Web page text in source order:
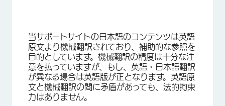
当サポートサイトの日本語のコンテンツは英語
原文より機械翻訳されており、補助的な参照を
目的としています。機械翻訳の精度は十分な注
意を払っていますが、もし、英語・日本語翻訳
が異なる場合は英語版が正となります。英語原
文と機械翻訳の間に矛盾があっても、法的拘束
力はありません。